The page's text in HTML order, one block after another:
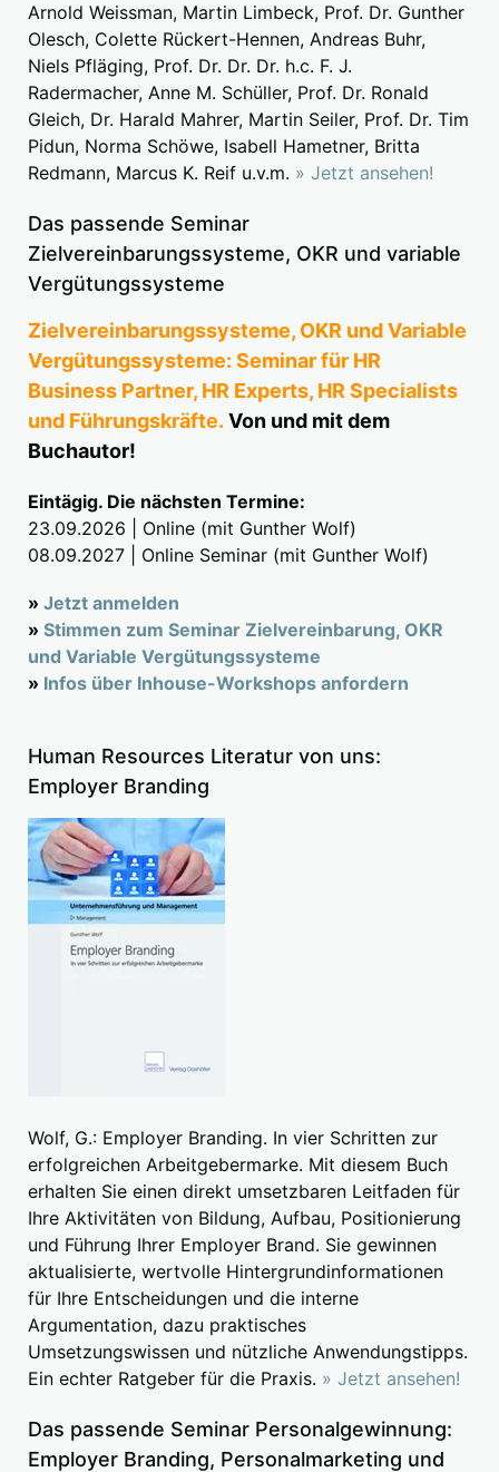
Arnold Weissman, Martin Limbeck, Prof. Dr. Gunther
Olesch, Colette Rückert-Hennen, Andreas Buhr,
Niels Pfläging, Prof. Dr. Dr. Dr. h.c. F. J.
Radermacher, Anne M. Schüller, Prof. Dr. Ronald
Gleich, Dr. Harald Mahrer, Martin Seiler, Prof. Dr. Tim
Pidun, Norma Schöwe, Isabell Hametner, Britta
Redmann, Marcus K. Reif u.v.m. » Jetzt ansehen!
Das passende Seminar
Zielvereinbarungssysteme, OKR und variable
Vergütungssysteme
Zielvereinbarungssysteme, OKR und Variable
Vergütungssysteme: Seminar für HR
Business Partner, HR Experts, HR Specialists
und Führungskräfte. Von und mit dem
Buchautor!
Eintägig. Die nächsten Termine:
23.09.2026 | Online (mit Gunther Wolf)
08.09.2027 | Online Seminar (mit Gunther Wolf)
» Jetzt anmelden
» Stimmen zum Seminar Zielvereinbarung, OKR
und Variable Vergütungssysteme
» Infos über Inhouse-Workshops anfordern
Human Resources Literatur von uns:
Employer Branding
Wolf, G.: Employer Branding. In vier Schritten zur
erfolgreichen Arbeitgebermarke. Mit diesem Buch
erhalten Sie einen direkt umsetzbaren Leitfaden für
Ihre Aktivitäten von Bildung, Aufbau, Positionierung
und Führung Ihrer Employer Brand. Sie gewinnen
aktualisierte, wertvolle Hintergrundinformationen
für Ihre Entscheidungen und die interne
Argumentation, dazu praktisches
Umsetzungswissen und nützliche Anwendungstipps.
Ein echter Ratgeber für die Praxis. » Jetzt ansehen!
Das passende Seminar Personalgewinnung:
Employer Branding, Personalmarketing und